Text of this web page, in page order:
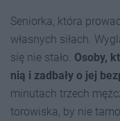
Seniorka, która
własnych siłach.
się nie stało. Osoby,
nią i zadbały o jej
minutach trzech
torowiska, by nie